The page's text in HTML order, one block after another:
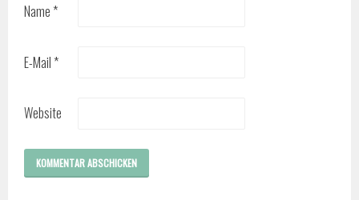
Name *
E-Mail *
Website